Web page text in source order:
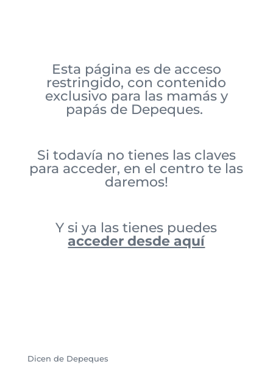
Esta página es de acceso
restringido, con contenido
exclusivo para las mamás y
papás de Depeques.
Si todavía no tienes las claves
para acceder, en el centro te las
daremos!
Y si ya las tienes puedes
acceder desde aquí
Dicen de Depeques